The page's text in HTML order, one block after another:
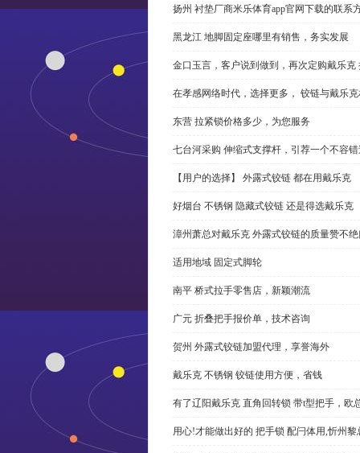
扬州 衬垫厂商米乐体育app官网下载的联系
黑龙江 地脚固定座哪里有销售，务实发展
金口玉言，客户说到做到，再次定购戴乐克
在孝感网络时代，选择更多， 铰链与戴乐
东营 拉紧锁价格多少，为您服务
七台河采购 伸缩式支撑杆，引荐一个不容
【用户的选择】 外露式铰链 都在用戴乐克
好烟台 不锈钢 隐藏式铰链 还是得选戴乐克
漳州萧总对戴乐克 外露式铰链的质量赞不
适用地域 固定式脚轮
南平 桥式拉手零售店，新颖潮流
广元 折叠把手报价单，技术咨询
贺州 外露式铰链加盟代理，享誉海外
戴乐克 不锈钢 铰链使用方便，省钱
有了辽阳戴乐克 直角回转锁 带t型把手，欧
用心!才能做出好的 把手锁 配闩体用,忻州黎